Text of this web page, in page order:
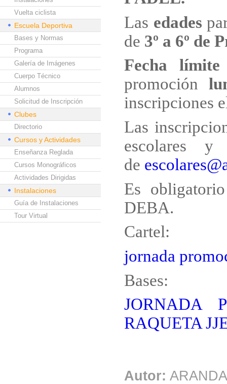
Vuelta ciclista
Escuela Deportiva
Bases y Normas
Programa
Galería de Imágenes
Cuerpo Técnico
Alumnos
Solicitud de Inscripción
Clubes
Directorio
Cursos y Actividades
Enseñanza Reglada
Cursos Monográficos
Actividades Dirigidas
Instalaciones
Guía de Instalaciones
Tour Virtual
Las edades
de 3º a 6º de
Fecha límite
promoción
inscripciones
Las
escolares
de
Es
DEBA.
Cartel:
jornada
Bases:
JORNADA
RAQUETA
Autor: